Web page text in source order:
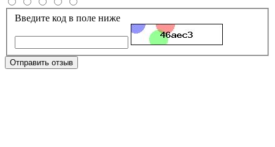
Введите код в поле ниже
Отправить отзыв